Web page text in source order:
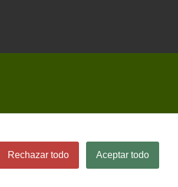
Rechazar todo Aceptar todo